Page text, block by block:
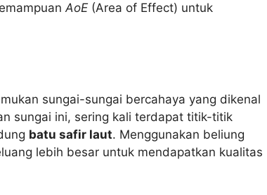
AoE (Area of Effect) untuk
sungai-sungai bercahaya yang dikenal
sungai ini, sering kali terdapat titik-titik
batu safir laut. Menggunakan beliung
lebih besar untuk mendapatkan kualitas